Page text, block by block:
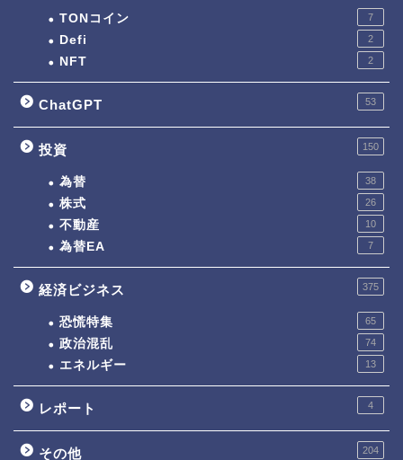
TONコイン 7
Defi 2
NFT 2
ChatGPT 53
投資 150
為替 38
株式 26
不動産 10
為替EA 7
経済ビジネス 375
恐慌特集 65
政治混乱 74
エネルギー 13
レポート 4
その他 204